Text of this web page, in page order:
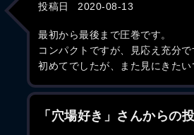
投稿日
2020-08-13
最初から最後まで圧巻です。
コンパクトですが、見応え充分で
初めてでしたが、また見にきたい
「穴場好き」さんからの